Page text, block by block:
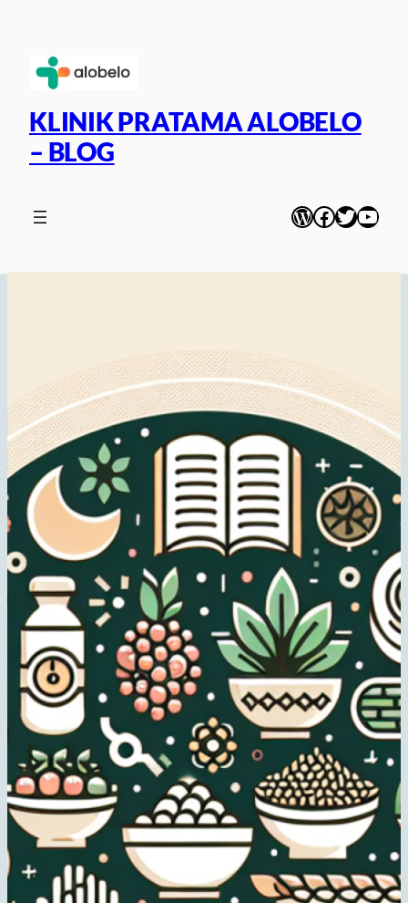
content
KLINIK PRATAMA ALOBELO
– BLOG
WordPress
Facebook
Twitter